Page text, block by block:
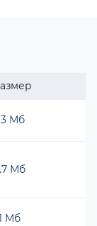
Мб
Мб
Мб